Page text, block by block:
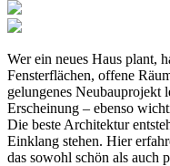
Wer ein neues Haus plant,
Fensterflächen, offene
gelungenes Neubauprojekt
Erscheinung – ebenso
Die beste Architektur
Einklang stehen. Hier
das sowohl schön als auch